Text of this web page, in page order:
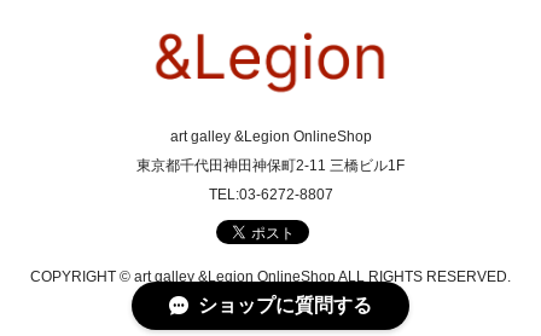
art galley &Legion OnlineShop
東京都千代田神田神保町2-11 三橋ビル1F
TEL:03-6272-8807
COPYRIGHT © art galley &Legion OnlineShop ALL RIGHTS RESERVED.
ショップに質問する